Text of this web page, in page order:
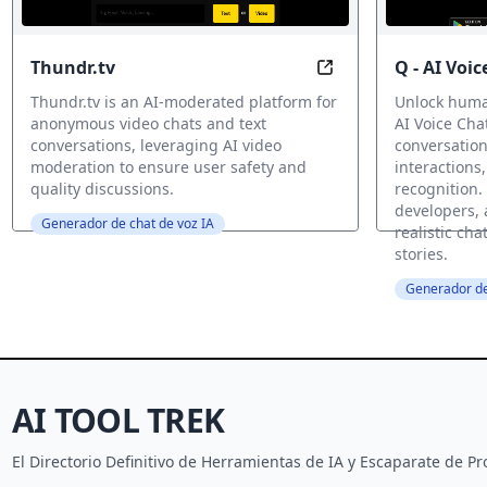
Thundr.tv Connect with
Thundr.tv is an AI-moderated platform for
anonymous video chats and text
conversations, leveraging AI video
moderation to ensure user safety and
quality discussions.
Generador de chat de voz IA
Q - AI
Unlock
AI Voice
developers,
realistic
stories.
Generador
AI TOOL TREK
El Directorio Definitivo de Herramientas de IA y Escaparate de